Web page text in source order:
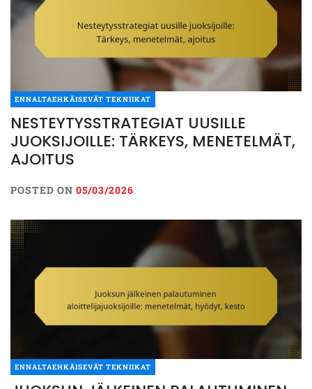
ENNALTAEHKÄISEVÄT TEKNIIKAT
NESTEYTYSSTRATEGIAT UUSILLE
JUOKSIJOILLE: TÄRKEYS, MENETELMÄT,
AJOITUS
POSTED ON 05/03/2026
ENNALTAEHKÄISEVÄT TEKNIIKAT